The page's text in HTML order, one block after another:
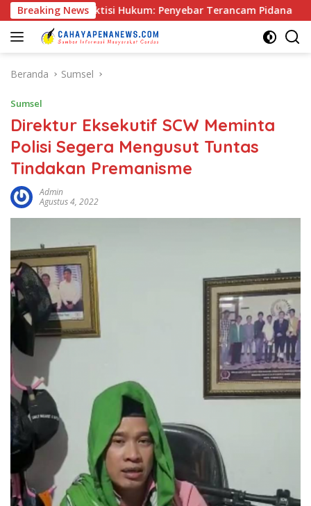
Langsung
ke
konten
Breaking News
Hukum: Penyebar Terancam Pidana Rapat
Beranda Sumsel
Sumsel
Direktur Eksekutif SCW Meminta
Polisi Segera Mengusut Tuntas
Tindakan Premanisme
Admin
Agustus 4, 2022